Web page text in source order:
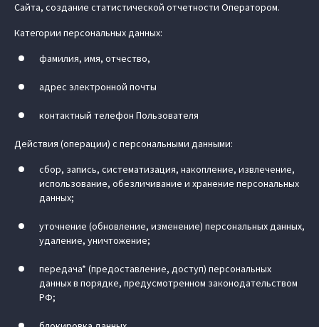
Сайта, создание статистической отчетности Оператором.
Категории персональных данных:
фамилия, имя, отчество,
адрес электронной почты
контактный телефон Пользователя
Действия (операции) с персональными данными:
сбор, запись, систематизация, накопление, извлечение,
использование, обезличивание и хранение персональных
данных;
уточнение (обновление, изменение) персональных данных,
удаление, уничтожение;
передача* (предоставление, доступ) персональных
данных в порядке, предусмотренном законодательством
РФ;